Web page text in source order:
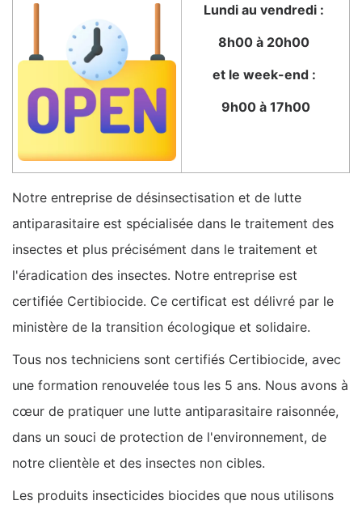
Lundi au vendredi :
8h00 à 20h00
et le week-end :
9h00 à 17h00
Notre entreprise de désinsectisation et de lutte
antiparasitaire est spécialisée dans le traitement des
insectes et plus précisément dans le traitement et
l'éradication des insectes. Notre entreprise est
certifiée Certibiocide. Ce certificat est délivré par le
ministère de la transition écologique et solidaire.
Tous nos techniciens sont certifiés Certibiocide, avec
une formation renouvelée tous les 5 ans. Nous avons à
cœur de pratiquer une lutte antiparasitaire raisonnée,
dans un souci de protection de l'environnement, de
notre clientèle et des insectes non cibles.
Les produits insecticides biocides que nous utilisons